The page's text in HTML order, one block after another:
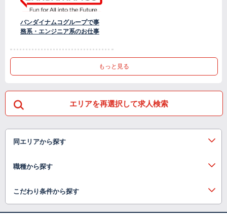
バンダイナムコグループで事
務系・エンジニア系のお仕事
もっと見る
エリアを再選択して求人検索
同エリアから探す
職種から探す
こだわり条件から探す